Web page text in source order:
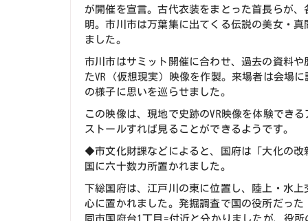
が開催を宣言。古代衣装をまとった首長らが
明。市川市は万葉集に出てくる伝説の美女・
ました。
市川市はサミット開催に合わせ、過去の資料
たVR（仮想現実）映像を作製。来場者は会場
の様子に思いを巡らせました。
この映像は、現地で史跡のVR映像を体験でき
ストールすれば見ることができるようです。
◆市文化財課などによると、国府は「大化の
国に六十数カ所置かれました。
下総国府は、江戸川の東に位置し、陸上・水
心に置かれました。発掘調査で国の役所だっ
同市国府台1丁目=付近と分かりましたが、役